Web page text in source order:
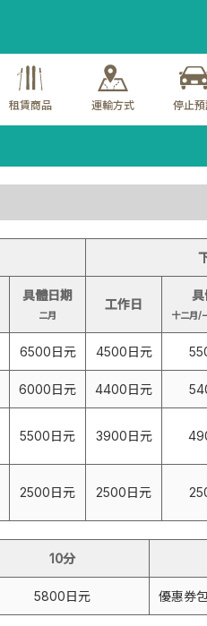
租賃商品 運輸方式 停止
具體日期
二月
工作日
具
十二月/
6500日元 4500日元
6000日元 4400日元
5500日元 3900日元
2500日元 2500日元
10分
5800日元 優惠券